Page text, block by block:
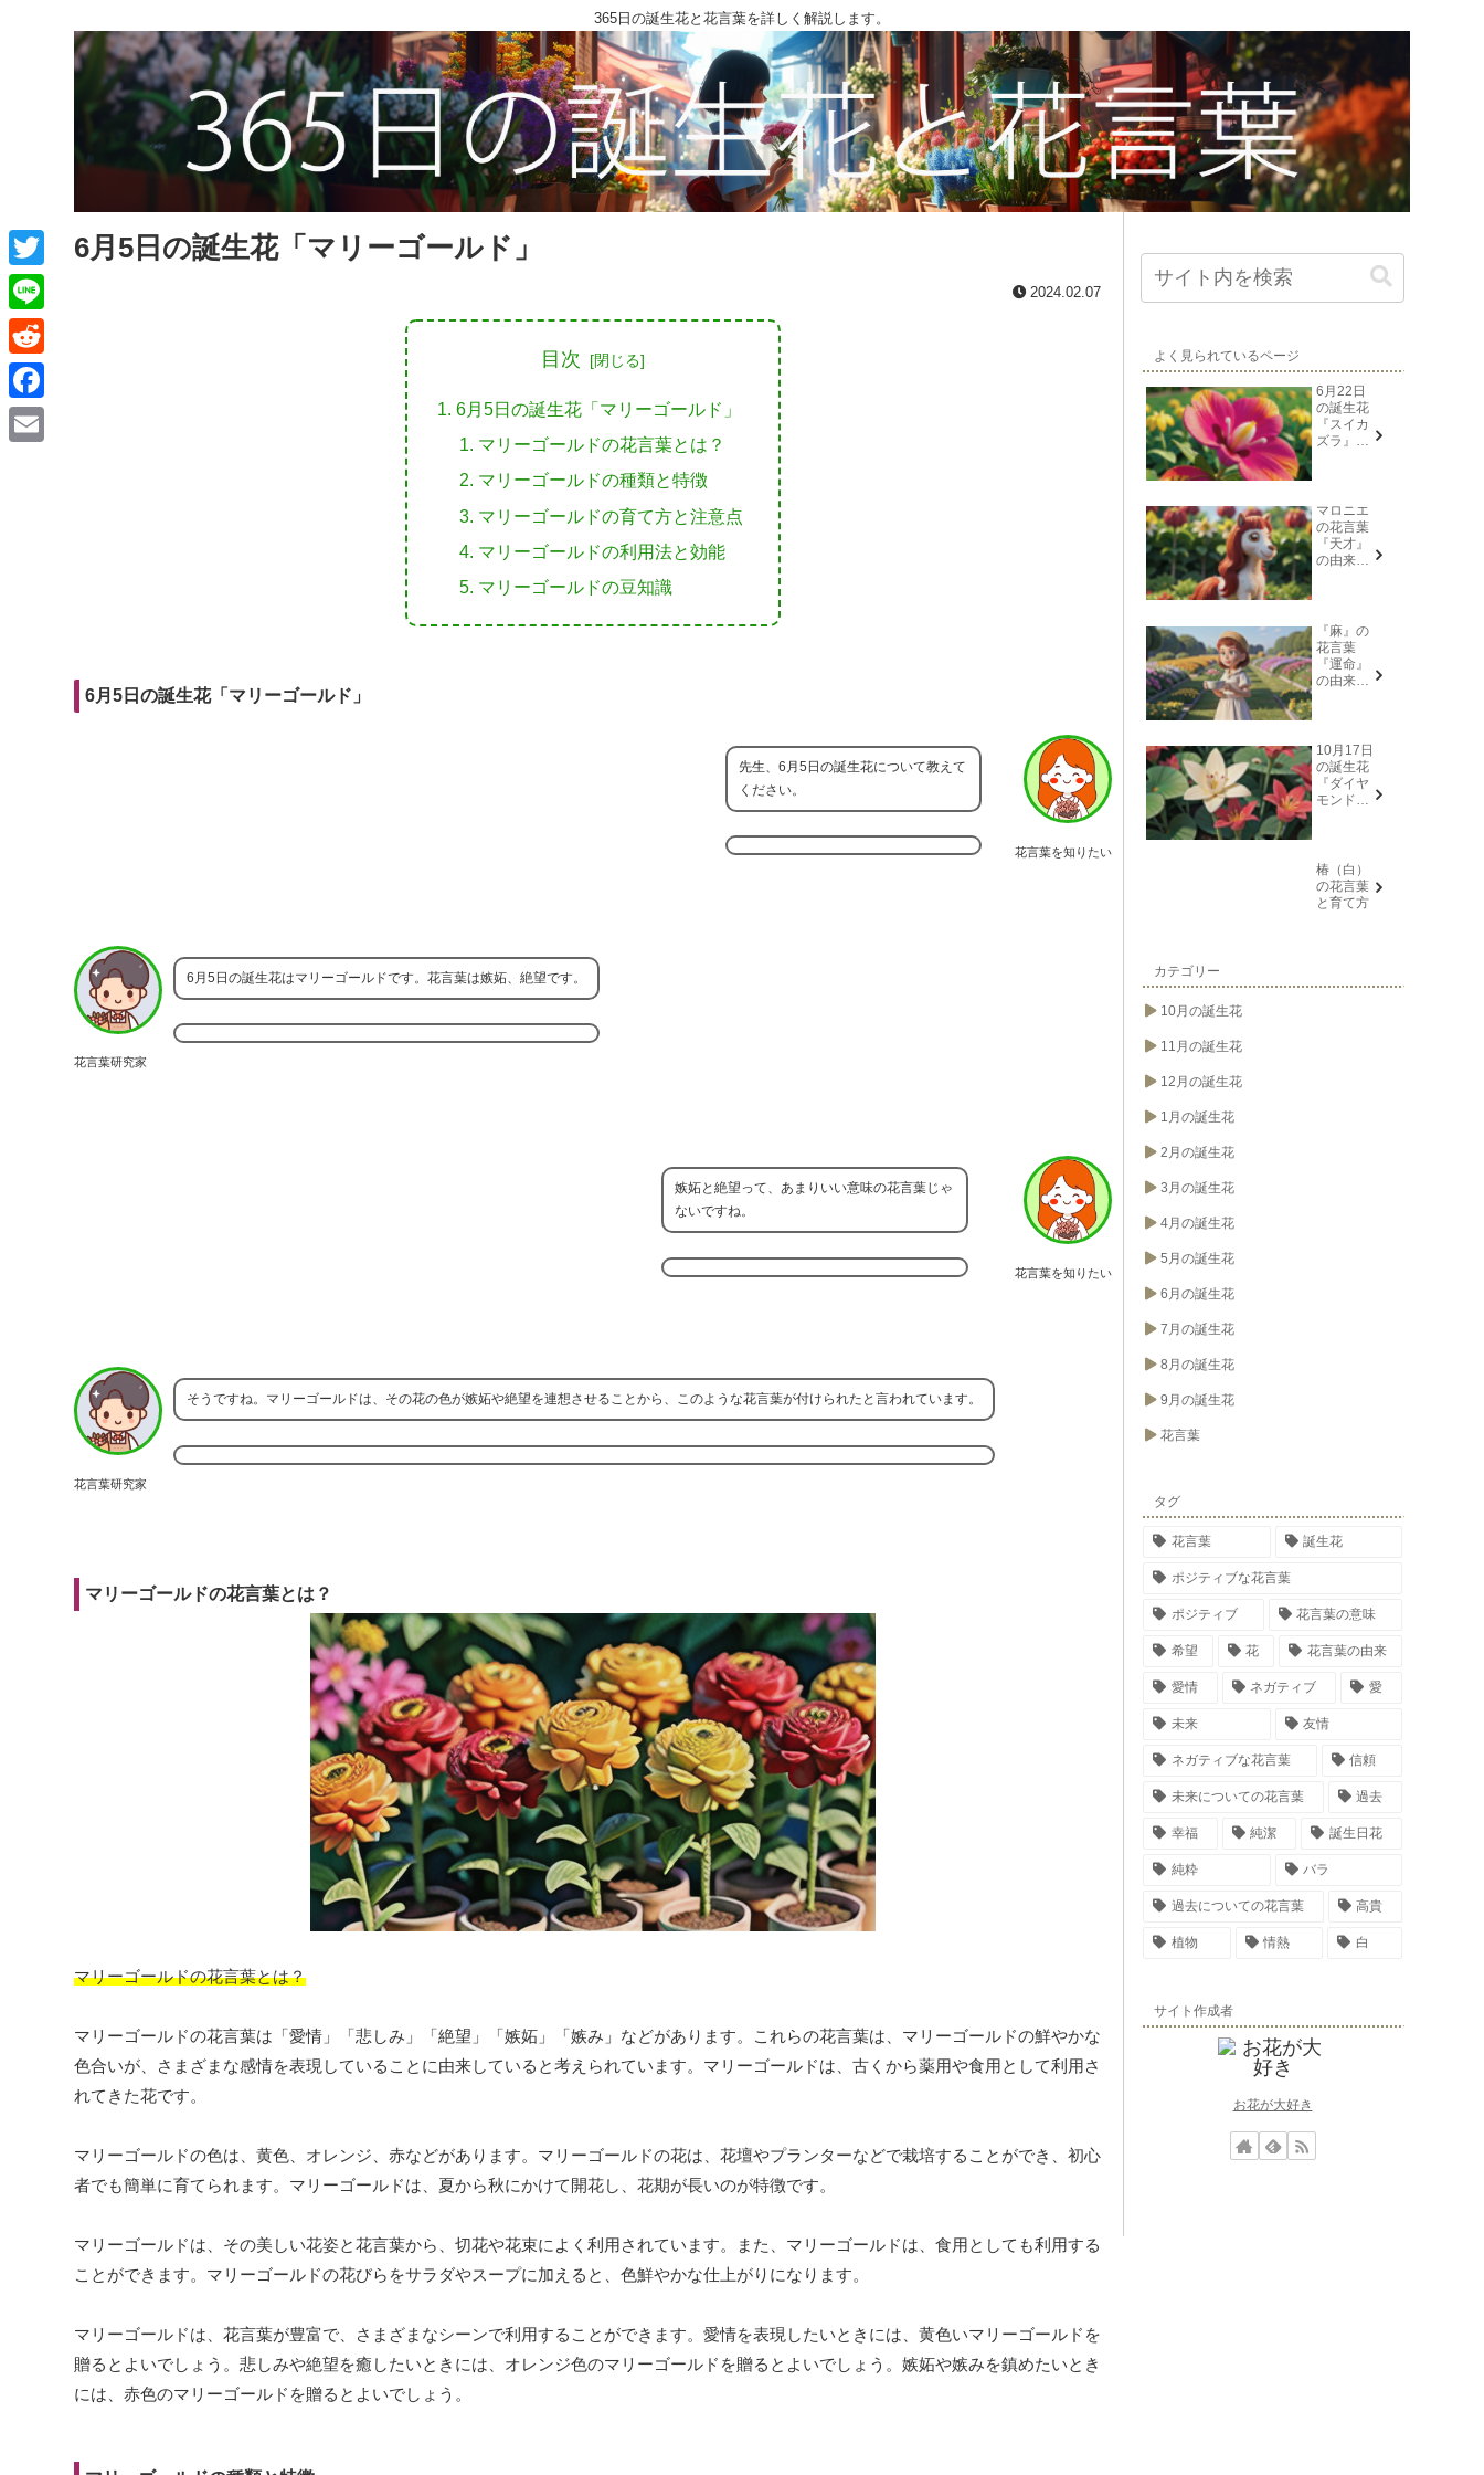
365日の誕生花と花言葉を詳しく解説します。
6月5日の誕生花「マリーゴールド」
2024.02.07
目次
6月5日の誕生花「マリーゴールド」
マリーゴールドの花言葉とは？
マリーゴールドの種類と特徴
マリーゴールドの育て方と注意点
マリーゴールドの利用法と効能
マリーゴールドの豆知識
6月5日の誕生花「マリーゴールド」
花言葉を知りたい
先生、6月5日の誕生花について教えて
ください。
花言葉研究家
6月5日の誕生花はマリーゴールドです。花言葉は嫉妬、絶望です。
花言葉を知りたい
嫉妬と絶望って、あまりいい意味の花言葉じゃ
ないですね。
花言葉研究家
そうですね。マリーゴールドは、その花の色が嫉妬や絶望を連想させることから、このような花言葉が付けられたと言われています。
マリーゴールドの花言葉とは？
マリーゴールドの花言葉とは？
マリーゴールドの花言葉は「愛情」「悲しみ」「絶望」「嫉妬」「嫉み」などがあります。これらの花言葉は、マリーゴールドの鮮やかな
色合いが、さまざまな感情を表現していることに由来していると考えられています。マリーゴールドは、古くから薬用や食用として利用さ
れてきた花です。
マリーゴールドの色は、黄色、オレンジ、赤などがあります。マリーゴールドの花は、花壇やプランターなどで栽培することができ、初心
者でも簡単に育てられます。マリーゴールドは、夏から秋にかけて開花し、花期が長いのが特徴です。
マリーゴールドは、その美しい花姿と花言葉から、切花や花束によく利用されています。また、マリーゴールドは、食用としても利用する
ことができます。マリーゴールドの花びらをサラダやスープに加えると、色鮮やかな仕上がりになります。
マリーゴールドは、花言葉が豊富で、さまざまなシーンで利用することができます。愛情を表現したいときには、黄色いマリーゴールドを
贈るとよいでしょう。悲しみや絶望を癒したいときには、オレンジ色のマリーゴールドを贈るとよいでしょう。嫉妬や嫉みを鎮めたいとき
には、赤色のマリーゴールドを贈るとよいでしょう。
よく見られているページ
6月22日
の誕生花
『スイカ
ズラ』花
マロニエ
の花言葉
『天才』
の由来と
『麻』の
花言葉
『運命』
の由来と
10月17日
の誕生花
『ダイヤ
モンドリ
楽しみ
に、忍
耐、箱入
椿（白）
の花言葉
と育て方
カテゴリー
10月の誕生花
11月の誕生花
12月の誕生花
1月の誕生花
2月の誕生花
3月の誕生花
4月の誕生花
5月の誕生花
6月の誕生花
7月の誕生花
8月の誕生花
9月の誕生花
花言葉
タグ
花言葉 誕生花
ポジティブな花言葉
ポジティブ 花言葉の意味
希望 花 花言葉の由来
愛情 ネガティブ 愛
未来 友情
ネガティブな花言葉 信頼
未来についての花言葉 過去
幸福 純潔 誕生日花
純粋 バラ
過去についての花言葉 高貴
植物 情熱 白
サイト作成者
お花が大好き
T
w
i
t
L
i
n
e
R
e
d
F